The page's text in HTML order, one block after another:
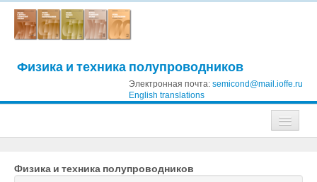
Физика и техника полупроводников
Электронная почта: semicond@mail.ioffe.ru
English translations
Журнал технической физики
Физика и техника полупроводников